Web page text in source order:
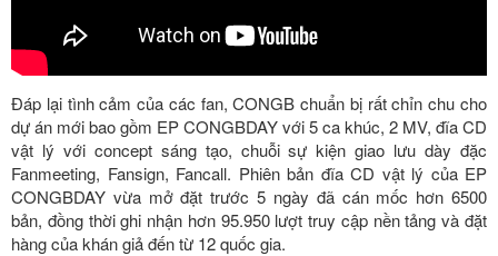
Đáp lại tình cảm của các fan, CONGB chuẩn bị rất chỉn chu cho
dự án mới bao gồm EP CONGBDAY với 5 ca khúc, 2 MV, đĩa CD
vật lý với concept sáng tạo, chuỗi sự kiện giao lưu dày đặc
Fanmeeting, Fansign, Fancall. Phiên bản đĩa CD vật lý của EP
CONGBDAY vừa mở đặt trước 5 ngày đã cán mốc hơn 6500
bản, đồng thời ghi nhận hơn 95.950 lượt truy cập nền tảng và đặt
hàng của khán giả đến từ 12 quốc gia.